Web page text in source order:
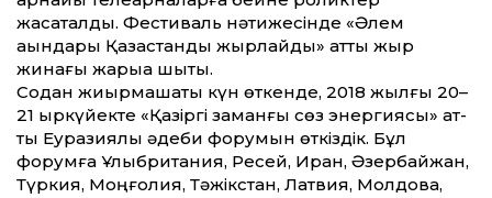
жасақталды. Фестиваль нәтижесінде «Әлем
ақындары Қазақстанды жырлайды» ат­ты жыр
жинағы жарыққа шықты.
Содан жиырмашақты күн өткенде, 2018 жылғы 20–
21 қыркүйекте «Қазіргі заманғы сөз энергиясы» ат­
ты Еуразиялық әдеби форумын өткіздік. Бұл
форумға Ұлыбритания, Ресей, Иран, Әзербайжан,
Түркия, Моңғолия, Тәжікстан, Латвия, Молдова,